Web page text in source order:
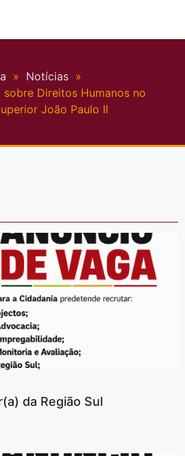
» Notícias »
Direitos Humanos no
João Paulo II
da Região Sul